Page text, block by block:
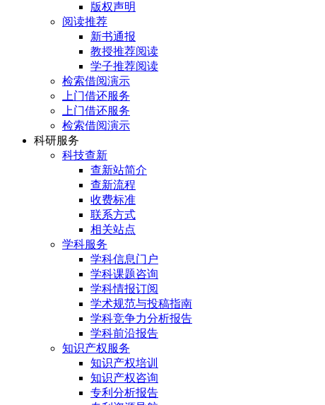
版权声明
阅读推荐
新书通报
教授推荐阅读
学子推荐阅读
检索借阅演示
上门借还服务
上门借还服务
检索借阅演示
科研服务
科技查新
查新站简介
查新流程
收费标准
联系方式
相关站点
学科服务
学科信息门户
学科课题咨询
学科情报订阅
学术规范与投稿指南
学科竞争力分析报告
学科前沿报告
知识产权服务
知识产权培训
知识产权咨询
专利分析报告